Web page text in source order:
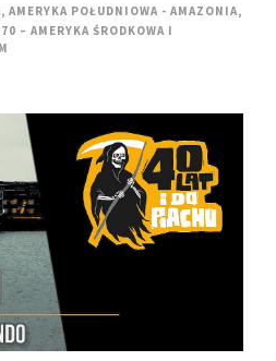
, AMERYKA POŁUDNIOWA - AMAZONIA,
– AMERYKA ŚRODKOWA I